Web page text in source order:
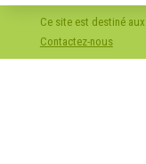
Ce site est destiné
Contactez-nous